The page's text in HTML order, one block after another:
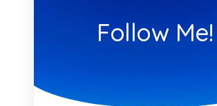
Follow Me!